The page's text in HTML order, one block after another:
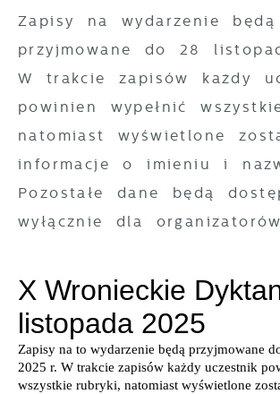
Zapisy na wydarzenie będą
przyjmowane do 28
W trakcie zapisów każdy
powinien wypełnić
natomiast wyświetlone
informacje o imieniu i
Pozostałe dane będą
wyłącznie dla